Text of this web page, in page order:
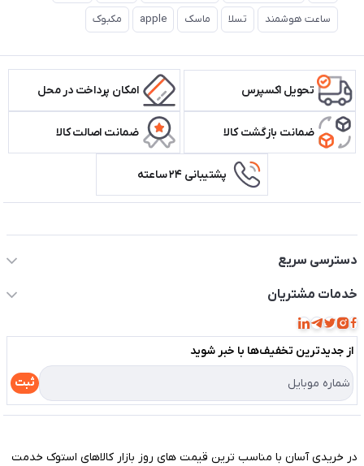
ساعت هوشمند تسلا ماسک apple مکبوک
تحویل اکسپرس امکان پرداخت در محل
ضمانت بازگشت کالا ضمانت اصالت کالا
پشتیبانی ۲۴ ساعته
دسترسی سریع
حساب کاربری
مجله فروشگاه
لیست محصولات
درباره ما
تماس با ما
خدمات مشتریان
قوانین و مقررات
حریم خصوصی
راهنما
از جدید‌ترین تخفیف‌ها با‌ خبر شوید
ثبت
در خریدی آسان با مناسب ترین قیمت های روز بازار کالاهای استوک خدمت